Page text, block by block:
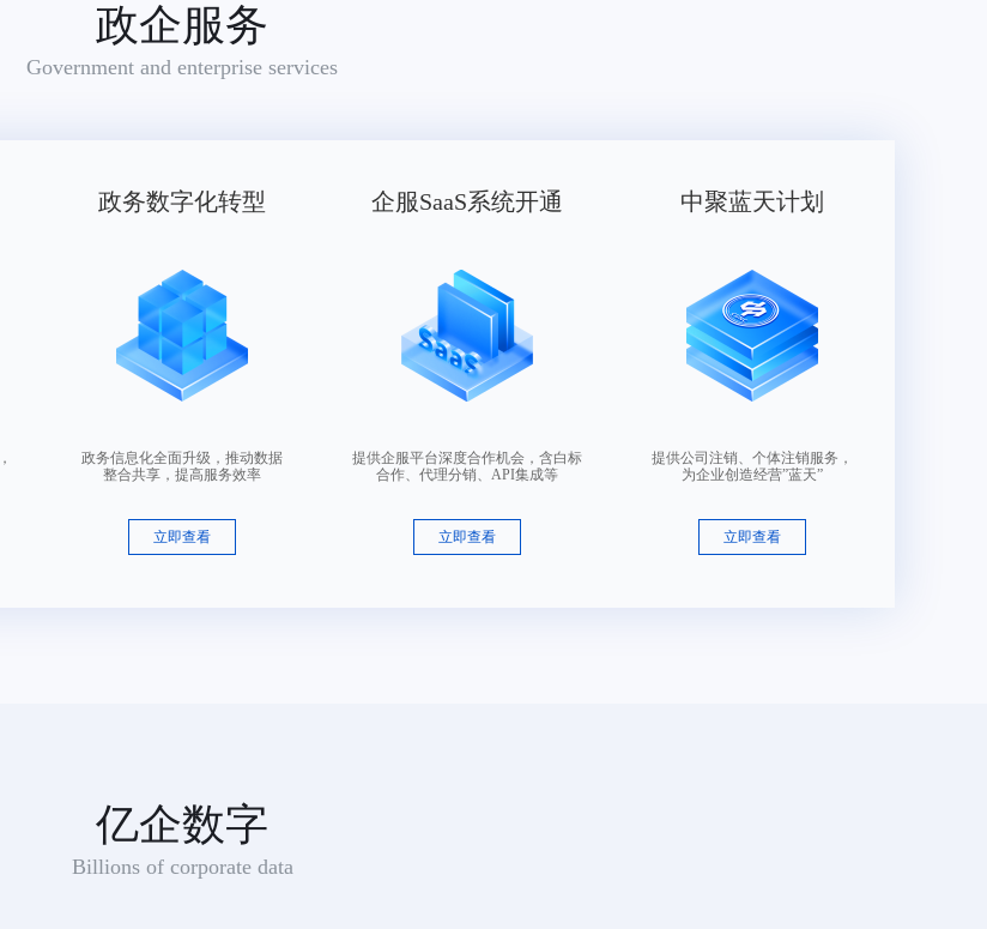
政企服务
Government and enterprise services
政务数字化转型
政务信息化全面升级，推动数据
整合共享，提高服务效率
立即查看
企服SaaS系统开通
提供企服平台深度合作机会，含白标
合作、代理分销、API集成等
立即查看
中聚蓝天计划
提供公司注销、个体注销服务，
为企业创造经营”蓝天”
立即查看
亿企数字
Billions of corporate data
适用范围：雨衣,手套(服装)（被驳回商品：腰带,帽,鞋,袜,婴儿全套衣,游泳衣,围巾,服装）